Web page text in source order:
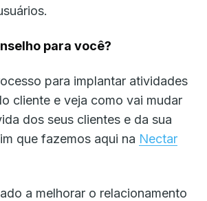
para você?
para implantar atividades
cliente e veja como vai mudar
dos seus clientes e da sua
que fazemos aqui na Nectar
a melhorar o relacionamento